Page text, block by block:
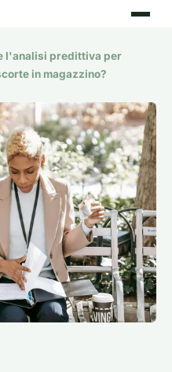
l'analisi predittiva per
in magazzino?